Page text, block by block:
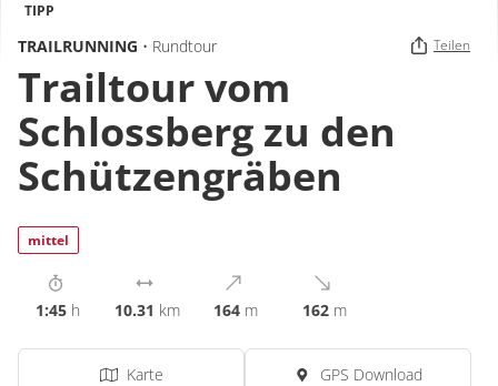
TIPP
TRAILRUNNING • Rundtour Teilen
Trailtour vom
Schlossberg zu den
Schützengräben
mittel
1:45 h 10.31 km 164 m 162 m
Karte GPS Download